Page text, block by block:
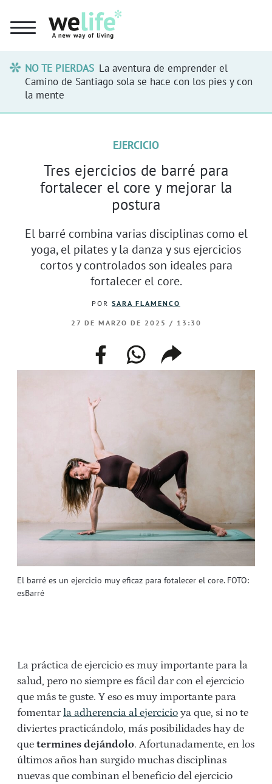
NO TE PIERDAS La aventura de emprender el
Camino de Santiago sola se hace con los pies y con
la mente
El barré es un ejercicio muy eficaz para fotalecer el core. FOTO:
esBarré
EJERCICIO
Tres ejercicios de barré para
fortalecer el core y mejorar la
postura
El barré combina varias disciplinas como el
yoga, el pilates y la danza y sus ejercicios
cortos y controlados son ideales para
fortalecer el core.
POR SARA FLAMENCO
27 DE MARZO DE 2025 / 13:30
facebookwhatsappcompartir
enlace
La práctica de ejercicio es muy importante para la
salud, pero no siempre es fácil dar con el ejercicio
que más te guste. Y eso es muy importante para
fomentarla adherencia al ejercicio ya que, si no te
diviertes practicándolo, más posibilidades hay de
que termines dejándolo. Afortunadamente, en los
últimos años han surgido muchas disciplinas
nuevas que combinan el beneficio del ejercicio